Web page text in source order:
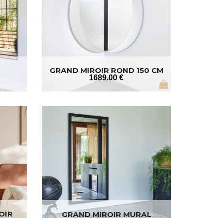
GRAND MIROIR ROND 150 CM
1689.00 €
GRAND MIROIR MURAL